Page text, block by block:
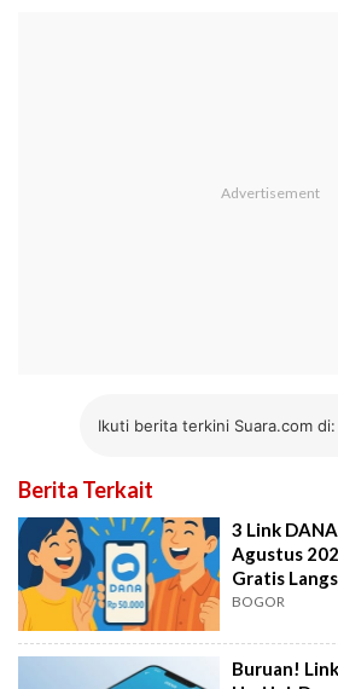
Ikuti berita terkini Suara.com di:
Berita Terkait
3 Link
Agustus
Gratis
BOGOR
Buruan!